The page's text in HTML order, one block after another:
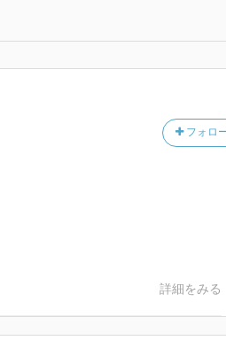
フォロ
詳細をみる